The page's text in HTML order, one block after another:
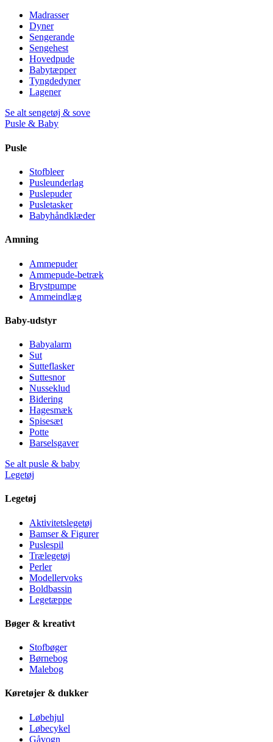
Madrasser
Dyner
Sengerande
Sengehest
Hovedpude
Babytæpper
Tyngdedyner
Lagener
Se alt sengetøj & sove
Pusle & Baby
Pusle
Stofbleer
Pusleunderlag
Puslepuder
Pusletasker
Babyhåndklæder
Amning
Ammepuder
Ammepude-betræk
Brystpumpe
Ammeindlæg
Baby-udstyr
Babyalarm
Sut
Sutteflasker
Suttesnor
Nusseklud
Bidering
Hagesmæk
Spisesæt
Potte
Barselsgaver
Se alt pusle & baby
Legetøj
Legetøj
Aktivitetslegetøj
Bamser & Figurer
Puslespil
Trælegetøj
Perler
Modellervoks
Boldbassin
Legetæppe
Bøger & kreativt
Stofbøger
Børnebog
Malebog
Køretøjer & dukker
Løbehjul
Løbecykel
Gåvogn